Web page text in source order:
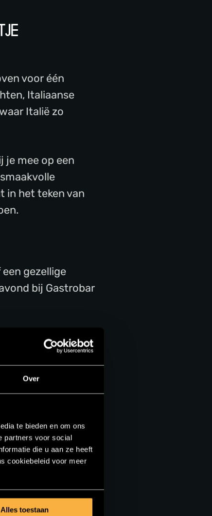
Over
te bieden en om ons
partners voor social
die u aan ze heeft
cookiebeleid voor meer
Alles toestaan
voor één
Italiaanse
Italië zo
je mee op een
in het teken van
een gezellige
bij Gastrobar
liefde voor smaak
compleet maakt,
lekker eten.